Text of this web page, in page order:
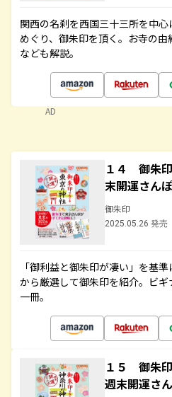
関西の名刹を西国三十三所を中
めぐり、御朱印を頂く。お寺の
なども解説。
AD
１４ 御朱
末開運さん
御朱印
2025.05.26 発売
「御利益と御朱印が凄い」を基
から厳選して御朱印を紹介。ビ
一冊。
１５ 御朱
週末開運さ